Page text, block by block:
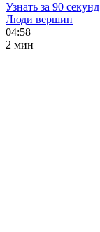
Узнать за 90 секунд
Люди вершин
04:58
2 мин